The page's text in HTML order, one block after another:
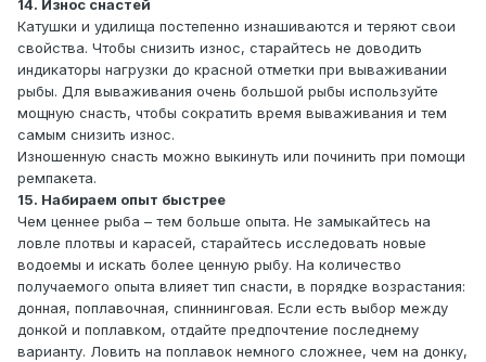
14. Износ снастей
Катушки и удилища постепенно изнашиваются и теряют свои
свойства. Чтобы снизить износ, старайтесь не доводить
индикаторы нагрузки до красной отметки при вываживании
рыбы. Для вываживания очень большой рыбы используйте
мощную снасть, чтобы сократить время вываживания и тем
самым снизить износ.
Изношенную снасть можно выкинуть или починить при помощи
ремпакета.
15. Набираем опыт быстрее
Чем ценнее рыба – тем больше опыта. Не замыкайтесь на
ловле плотвы и карасей, старайтесь исследовать новые
водоемы и искать более ценную рыбу. На количество
получаемого опыта влияет тип снасти, в порядке возрастания:
донная, поплавочная, спиннинговая. Если есть выбор между
донкой и поплавком, отдайте предпочтение последнему
варианту. Ловить на поплавок немного сложнее, чем на донку,